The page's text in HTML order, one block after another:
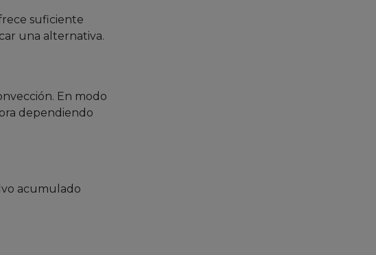
suficiente
una alternativa.
En modo
dependiendo
acumulado